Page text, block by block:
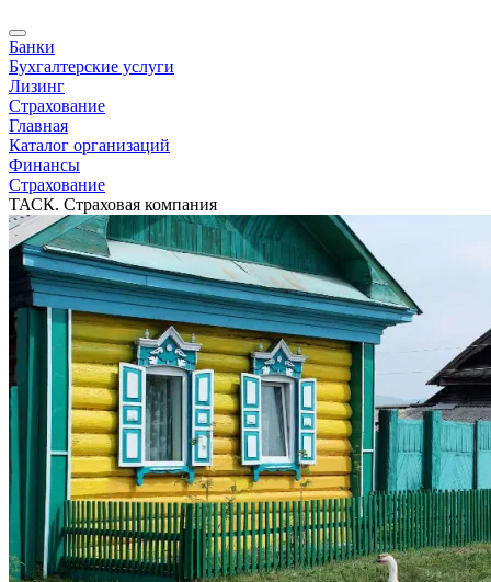
Банки
Бухгалтерские услуги
Лизинг
Страхование
Главная
Каталог организаций
Финансы
Страхование
ТАСК. Страховая компания